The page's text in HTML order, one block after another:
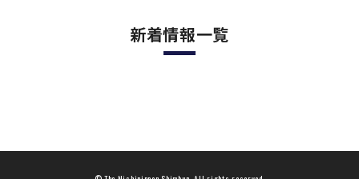
新着情報一覧